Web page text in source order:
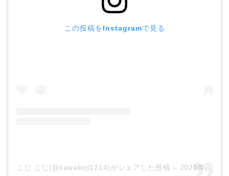
この投稿をInstagramで見る
こじ こじ(@kawakoji1214)がシェアした投稿 – 2020年 4月月17日午前6時46分PDT